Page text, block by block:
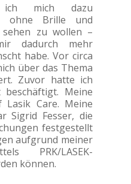
ich mich dazu
ohne Brille und
zu wollen –
dadurch mehr
habe. Vor circa
über das Thema
Zuvor hatte ich
Meine
Lasik Care. Meine
Sigrid Fesser, die
festgestellt
aufgrund meiner
PRK/LASEK-
können.